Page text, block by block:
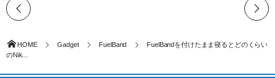
HOME Gadget FuelBand
FuelBandを付けたまま寝るとどのくらい
のNik...